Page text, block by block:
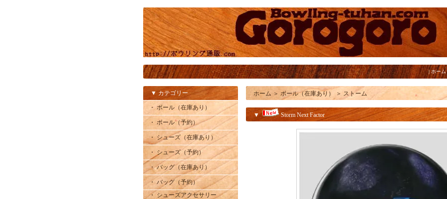
|ホーム
▼ カテゴリー
・ ボール（在庫あり）
・ ボール（予約）
・ シューズ（在庫あり）
・ シューズ（予約）
・ バッグ（在庫あり）
・ バッグ（予約）
・ シューズアクセサリー
ホーム ＞ ボール（在庫あり） ＞ ストーム
▼ Storm Next Factor